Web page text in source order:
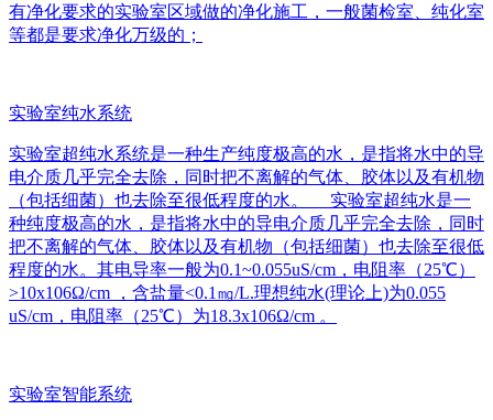
有净化要求的实验室区域做的净化施工，一般菌检室、纯化室
等都是要求净化万级的；
实验室纯水系统
实验室超纯水系统是一种生产纯度极高的水，是指将水中的导
电介质几乎完全去除，同时把不离解的气体、胶体以及有机物
（包括细菌）也去除至很低程度的水。 实验室超纯水是一
种纯度极高的水，是指将水中的导电介质几乎完全去除，同时
把不离解的气体、胶体以及有机物（包括细菌）也去除至很低
程度的水。其电导率一般为0.1~0.055uS/cm，电阻率（25℃）
>10x106Ω/cm ，含盐量<0.1㎎/L.理想纯水(理论上)为0.055
uS/cm，电阻率（25℃）为18.3x106Ω/cm 。
实验室智能系统